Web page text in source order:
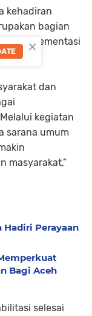
kehadiran
bagian
implementasi
dan
kegiatan
sarana umum
masyarakat,”
Perayaan
Bagi Aceh
selesai
×